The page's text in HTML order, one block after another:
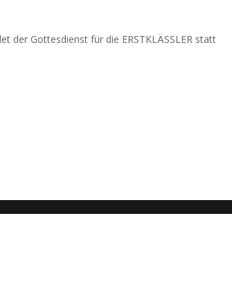
der Gottesdienst für die ERSTKLÄSSLER statt